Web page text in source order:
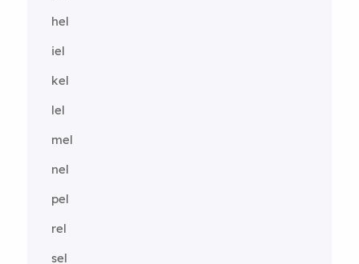
hel
iel
kel
lel
mel
nel
pel
rel
sel